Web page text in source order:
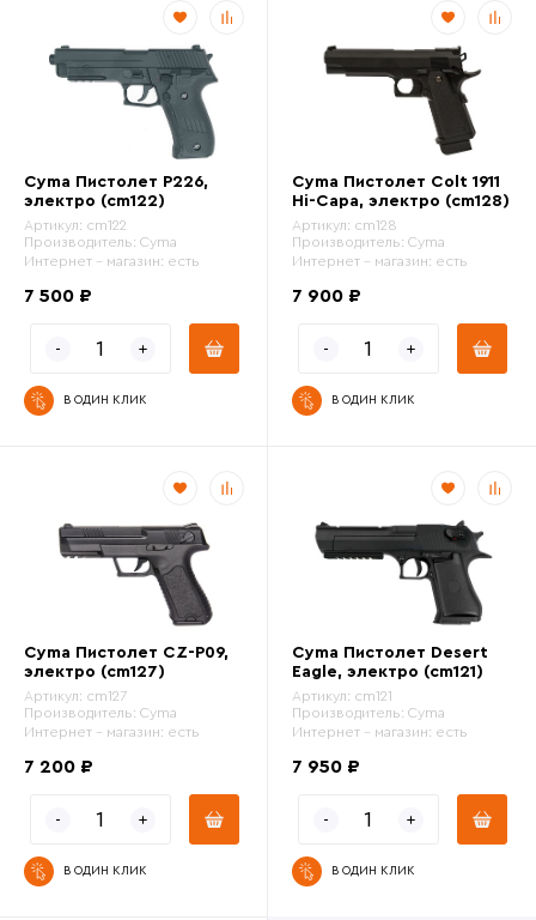
Cyma Пистолет P226,
электро (cm122)
Артикул: cm122
Производитель: Cyma
Интернет - магазин: есть
7 500 ₽
В ОДИН КЛИК
Cyma Пистолет Colt 1911
Hi-Capa, электро (cm128)
Артикул: cm128
Производитель: Cyma
Интернет - магазин: есть
7 900 ₽
В ОДИН КЛИК
Cyma Пистолет CZ-P09,
электро (cm127)
Артикул: cm127
Производитель: Cyma
Интернет - магазин: есть
7 200 ₽
В ОДИН КЛИК
Cyma Пистолет Desert
Eagle, электро (cm121)
Артикул: cm121
Производитель: Cyma
Интернет - магазин: есть
7 950 ₽
В ОДИН КЛИК